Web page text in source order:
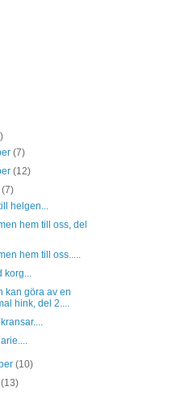
(7)
(12)
(7)
helgen...
hem till oss, del
hem till oss.....
korg...
kan göra av en
hink, del 2....
(10)
(13)